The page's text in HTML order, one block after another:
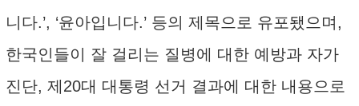
니다.’, ‘윤아입니다.’ 등의 제목으로 유포됐으며,
한국인들이 잘 걸리는 질병에 대한 예방과 자가
진단, 제20대 대통령 선거 결과에 대한 내용으로